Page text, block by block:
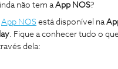
não tem aApp NOS?
App NOS está disponível na
. Fique a conhecer tudo o
dela: